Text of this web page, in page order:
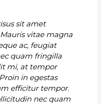
sit amet
vitae magna
ac, feugiat
quam fringilla
mi, at tempor
in egestas
efficitur tempor.
nec quam